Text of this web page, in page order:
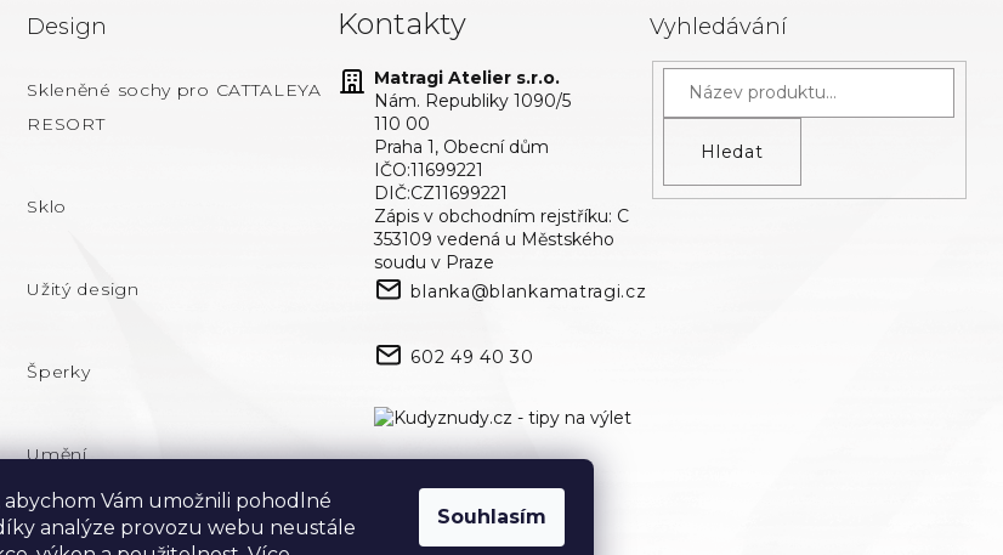
abychom Vám umožnili pohodlné
analýze provozu webu neustále
Souhlasím
Design
Skleněné sochy pro CATTALEYA
RESORT
Sklo
Užitý design
Šperky
Umění
Kontakty
Matragi Atelier s.r.o.
Nám. Republiky 1090/5
110 00
Praha 1, Obecní dům
IČO:11699221
DIČ:CZ11699221
Zápis v obchodním rejstříku: C
353109 vedená u Městského
soudu v Praze
blanka@blankamatragi.cz
602 49 40 30
Vyhledávání
Hledat